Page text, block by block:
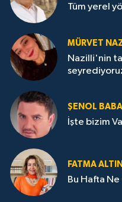
Tüm yerel
MÜRVET
Nazilli'nin
ŞENOL
İşte bizim
FATMA
Bu Hafta